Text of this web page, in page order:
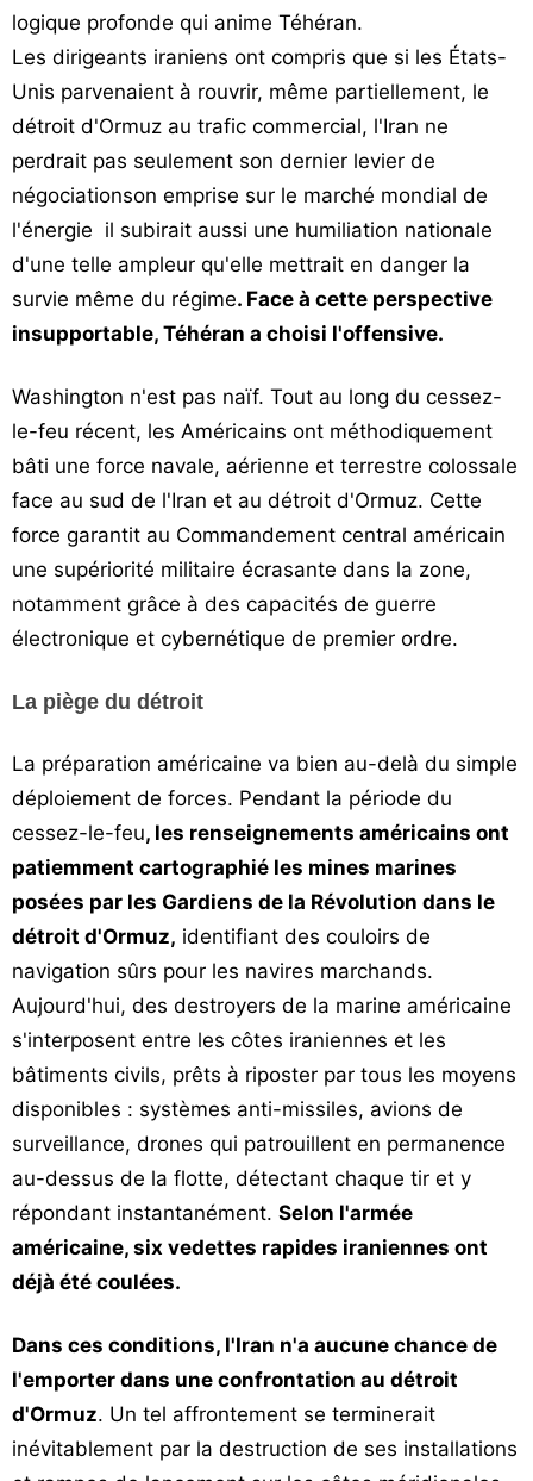
logique profonde qui anime Téhéran.
Les dirigeants iraniens ont compris que si les États-
Unis parvenaient à rouvrir, même partiellement, le
détroit d'Ormuz au trafic commercial, l'Iran ne
perdrait pas seulement son dernier levier de
négociationson emprise sur le marché mondial de
l'énergie il subirait aussi une humiliation nationale
d'une telle ampleur qu'elle mettrait en danger la
survie même du régime. Face à cette perspective
insupportable, Téhéran a choisi l'offensive.
Washington n'est pas naïf. Tout au long du cessez-
le-feu récent, les Américains ont méthodiquement
bâti une force navale, aérienne et terrestre colossale
face au sud de l'Iran et au détroit d'Ormuz. Cette
force garantit au Commandement central américain
une supériorité militaire écrasante dans la zone,
notamment grâce à des capacités de guerre
électronique et cybernétique de premier ordre.
La piège du détroit
La préparation américaine va bien au-delà du simple
déploiement de forces. Pendant la période du
cessez-le-feu, les renseignements américains ont
patiemment cartographié les mines marines
posées par les Gardiens de la Révolution dans le
détroit d'Ormuz, identifiant des couloirs de
navigation sûrs pour les navires marchands.
Aujourd'hui, des destroyers de la marine américaine
s'interposent entre les côtes iraniennes et les
bâtiments civils, prêts à riposter par tous les moyens
disponibles : systèmes anti-missiles, avions de
surveillance, drones qui patrouillent en permanence
au-dessus de la flotte, détectant chaque tir et y
répondant instantanément. Selon l'armée
américaine, six vedettes rapides iraniennes ont
déjà été coulées.
Dans ces conditions, l'Iran n'a aucune chance de
l'emporter dans une confrontation au détroit
d'Ormuz. Un tel affrontement se terminerait
inévitablement par la destruction de ses installations